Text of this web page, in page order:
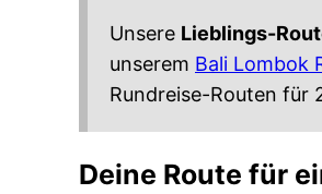
Unsere Lieblings-
unserem Bali Lombok
Rundreise-Routen für
Deine Route für